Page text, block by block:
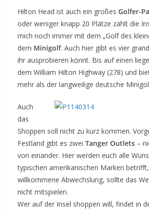
Hilton Head ist auch ein großes Golfer-
oder weniger knapp 20 Plätze zählt die
mich noch immer mit dem „Golf des
dem Minigolf. Auch hier gibt es vier
ihr ausprobieren könnt. Bis auf einen
dem William Hilton Highway (278) und
mehr als der langweilige deutsche
Auch
das
Shoppen soll nicht zu kurz kommen.
Festland gibt es zwei Tanger Outlets –
von einander. Hier werden euch alle
typischen amerikanischen Marken
willkommene Abwechslung, sollte das
nicht mitspielen.
Wer auf der Insel shoppen will, findet in